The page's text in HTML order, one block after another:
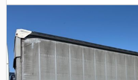
spațiu de încărcare:2.930 mm, lățime
, Număr
Prelată culisantă Edscha * Suspensie
* Cutie de depozitare stânga & dreapta
9635 Modificări și vânzare intermediară
Anstvlccogof